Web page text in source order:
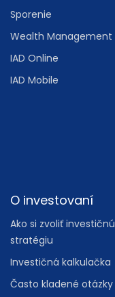
Sporenie
Wealth Management
IAD Online
IAD Mobile
O investovaní
Ako si zvoliť investičnú
stratégiu
Investičná kalkulačka
Často kladené otázky